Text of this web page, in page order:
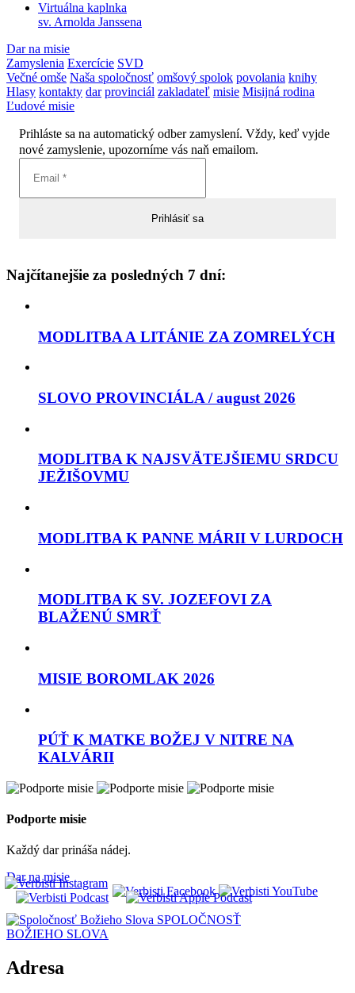
Virtuálna kaplnka
sv. Arnolda Janssena
Dar na misie
Zamyslenia Exercície SVD
Večné omše Naša spoločnosť omšový spolok povolania knihy
Hlasy kontakty dar provinciál zakladateľ misie Misijná rodina
Ľudové misie
Prihláste sa na automatický odber zamyslení. Vždy, keď vyjde
nové zamyslenie, upozorníme vás naň emailom.
Najčítanejšie za posledných 7 dní:
MODLITBA A LITÁNIE ZA ZOMRELÝCH
SLOVO PROVINCIÁLA / august 2026
MODLITBA K NAJSVÄTEJŠIEMU SRDCU
JEŽIŠOVMU
MODLITBA K PANNE MÁRII V LURDOCH
MODLITBA K SV. JOZEFOVI ZA
BLAŽENÚ SMRŤ
MISIE BOROMLAK 2026
PÚŤ K MATKE BOŽEJ V NITRE NA
KALVÁRII
Podporte misie
Každý dar prináša nádej.
Dar na misie
SPOLOČNOSŤ
BOŽIEHO SLOVA
Adresa